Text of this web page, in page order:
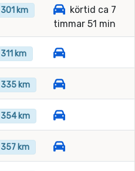
301 km
körtid ca 7
timmar 51 min
311 km
335 km
354 km
357 km